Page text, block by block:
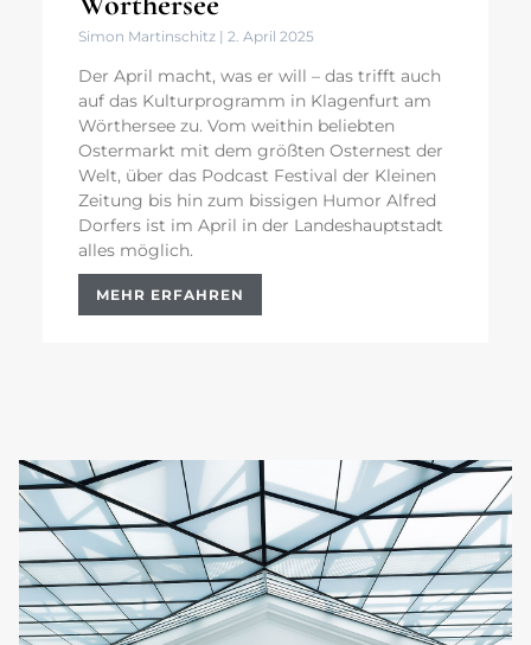
Simon Martinschitz 2. April 2025
Der April macht, was er will – das trifft auch
auf das Kulturprogramm in Klagenfurt am
Wörthersee zu. Vom weithin beliebten
Ostermarkt mit dem größten Osternest der
Welt, über das Podcast Festival der Kleinen
Zeitung bis hin zum bissigen Humor Alfred
Dorfers ist im April in der Landeshauptstadt
alles möglich.
MEHR ERFAHREN